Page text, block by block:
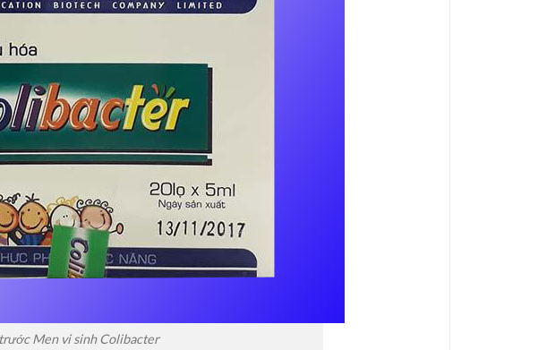
Men vi sinh Colibacter